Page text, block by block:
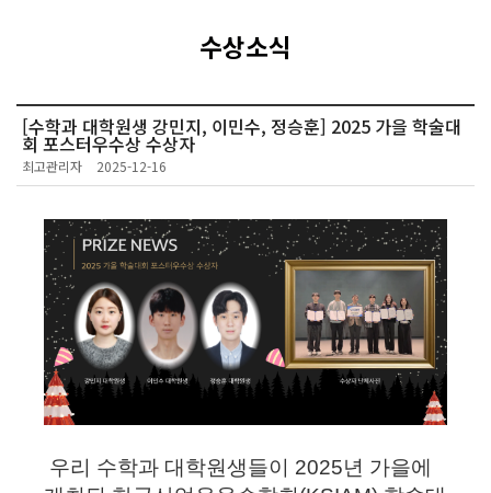
수상소식
[수학과 대학원생 강민지, 이민수, 정승훈] 2025 가을 학술대
회 포스터우수상 수상자
최고관리자 2025-12-16
우리 수학과 대학원생들이 2025년 가을에